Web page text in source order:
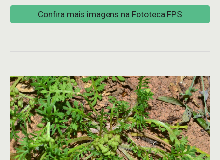
Confira mais imagens na Fototeca FPS